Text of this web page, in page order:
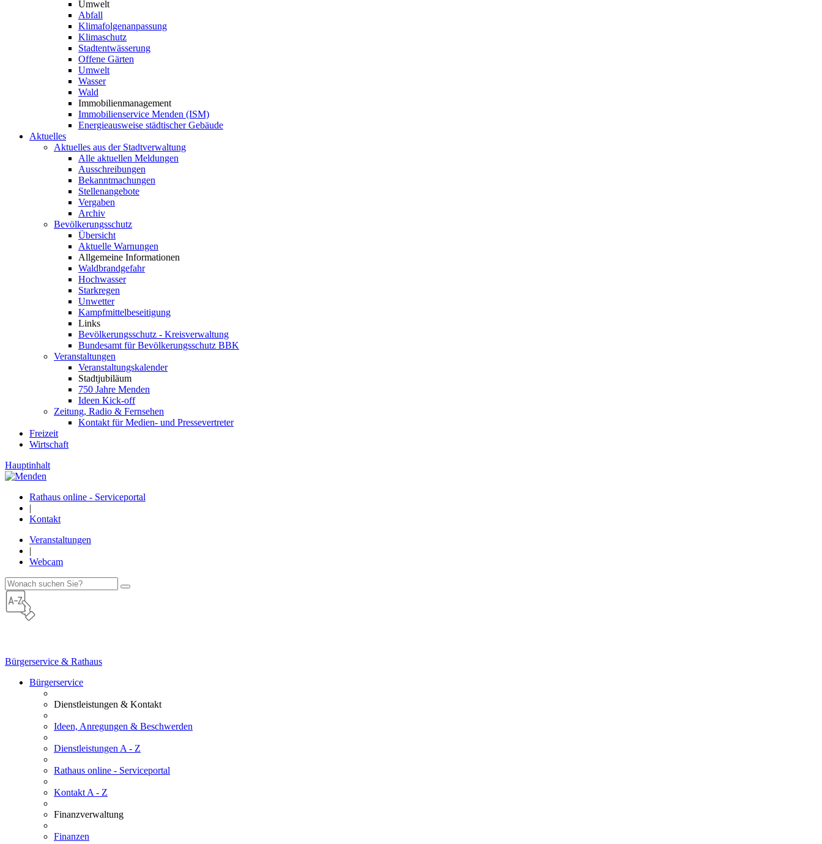
Umwelt
Abfall
Klimafolgenanpassung
Klimaschutz
Stadtentwässerung
Offene Gärten
Umwelt
Wasser
Wald
Immobilienmanagement
Immobilienservice Menden (ISM)
Energieausweise städtischer Gebäude
Aktuelles
Aktuelles aus der Stadtverwaltung
Alle aktuellen Meldungen
Ausschreibungen
Bekanntmachungen
Stellenangebote
Vergaben
Archiv
Bevölkerungsschutz
Übersicht
Aktuelle Warnungen
Allgemeine Informationen
Waldbrandgefahr
Hochwasser
Starkregen
Unwetter
Kampfmittelbeseitigung
Links
Bevölkerungsschutz - Kreisverwaltung
Bundesamt für Bevölkerungsschutz BBK
Veranstaltungen
Veranstaltungskalender
Stadtjubiläum
750 Jahre Menden
Ideen Kick-off
Zeitung, Radio & Fernsehen
Kontakt für Medien- und Pressevertreter
Freizeit
Wirtschaft
Hauptinhalt
Rathaus online - Serviceportal
|
Kontakt
Veranstaltungen
|
Webcam
Bürgerservice & Rathaus
Bürgerservice
Dienstleistungen & Kontakt
Ideen, Anregungen & Beschwerden
Dienstleistungen A - Z
Rathaus online - Serviceportal
Kontakt A - Z
Finanzverwaltung
Finanzen